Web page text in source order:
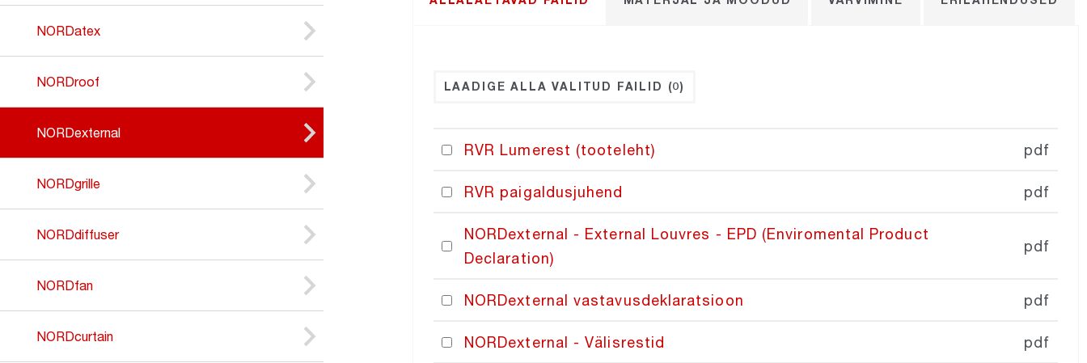
NORDatex
NORDroof
NORDexternal
NORDgrille
NORDdiffuser
NORDfan
NORDcurtain
LAADIGE ALLA VALITUD FAILID (0)
RVR Lumerest (tooteleht) pdf
RVR paigaldusjuhend pdf
NORDexternal - External Louvres - EPD (Enviromental Product
Declaration)
pdf
NORDexternal vastavusdeklaratsioon pdf
NORDexternal - Välisrestid pdf